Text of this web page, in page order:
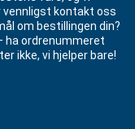
vennligst kontakt oss
om bestillingen din?
ha ordrenummeret
ikke, vi hjelper bare!